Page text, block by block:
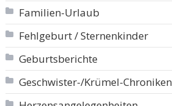
Familien-Urlaub
Fehlgeburt / Sternenkinder
Geburtsberichte
Geschwister-/Krümel-Chroniken